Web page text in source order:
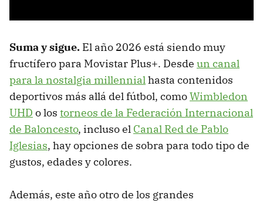
Suma y sigue. El año 2026 está siendo muy
fructífero para Movistar Plus+. Desde un canal
para la nostalgia millennialhasta contenidos
deportivos más allá del fútbol, comoWimbledon
UHD o los torneos de la Federación Internacional
de Baloncesto, incluso el Canal Red de Pablo
Iglesias, hay opciones de sobra para todo tipo de
gustos, edades y colores.
Además, este año otro de los grandes